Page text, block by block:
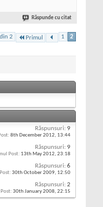
Răspunde cu citat
2 Primul 1 2
Răspunsuri: 9
8th December 2012, 13:44
Răspunsuri: 9
Post: 13th May 2012, 23:18
Răspunsuri: 6
30th October 2009, 12:50
Răspunsuri: 2
30th January 2008, 22:15